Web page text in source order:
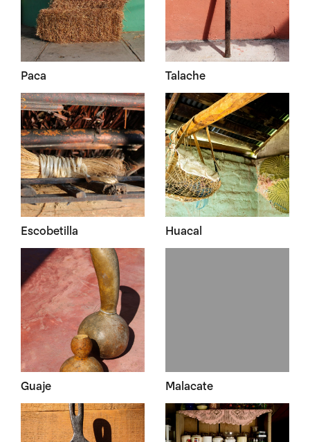
Paca Talache
Escobetilla Huacal
Guaje Malacate